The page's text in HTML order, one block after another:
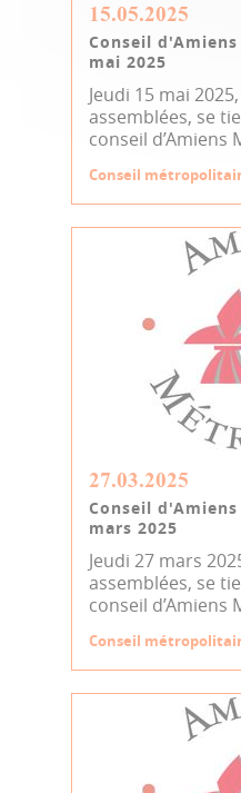
15.05.2025
Conseil
mai 2025
Jeudi 15 mai
assemblées, se
conseil d’Amiens
Conseil
27.03.2025
Conseil
mars 2025
Jeudi 27 mars
assemblées, se
conseil d’Amiens
Conseil